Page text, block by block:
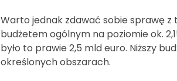
Warto jednak zdawać sobie sprawę
budżetem ogólnym na poziomie ok.
było to prawie 2,5 mld euro. Niższy
określonych obszarach.